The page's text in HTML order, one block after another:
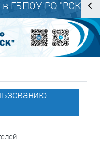
в ГБПОУ РО "РСК"